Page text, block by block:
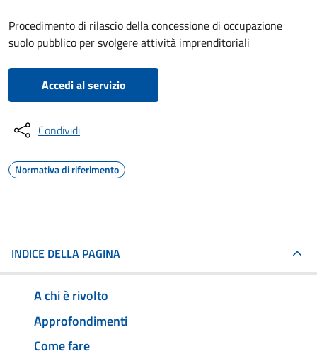
Procedimento di rilascio della concessione di occupazione
suolo pubblico per svolgere attività imprenditoriali
Accedi al servizio
Condividi
Normativa di riferimento
INDICE DELLA PAGINA
A chi è rivolto
Approfondimenti
Come fare